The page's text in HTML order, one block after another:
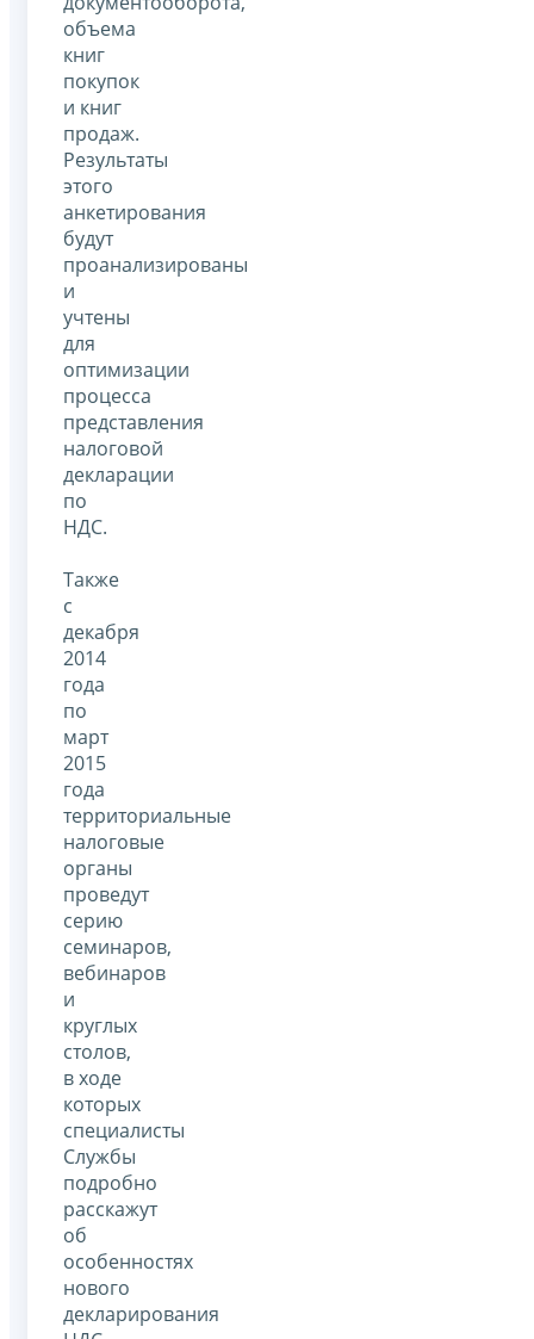
объема
книг
покупок
и книг
продаж.
Результаты
этого
анкетирования
будут
проанализированы
и
учтены
для
оптимизации
процесса
представления
налоговой
декларации
по
НДС.
Также
с
декабря
2014
года
по
март
2015
года
территориальные
налоговые
органы
проведут
серию
семинаров,
вебинаров
и
круглых
столов,
в ходе
которых
специалисты
Службы
подробно
расскажут
об
особенностях
нового
декларирования